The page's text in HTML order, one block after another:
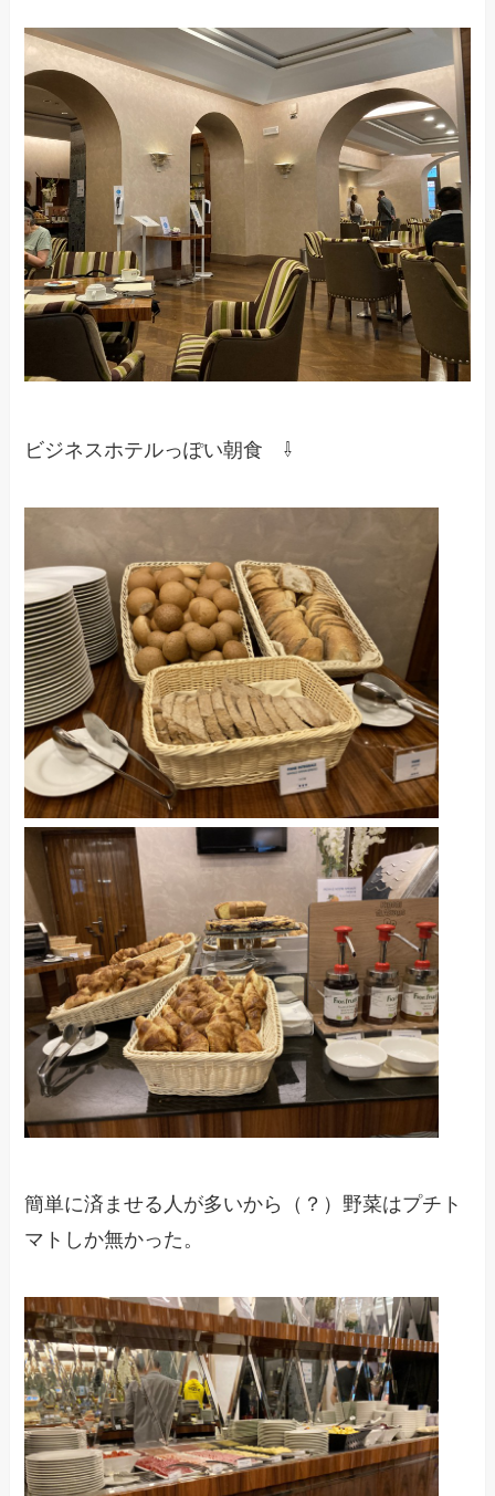
ビジネスホテルっぽい朝食 ⇩
簡単に済ませる人が多いから（？）野菜はプチト
マトしか無かった。